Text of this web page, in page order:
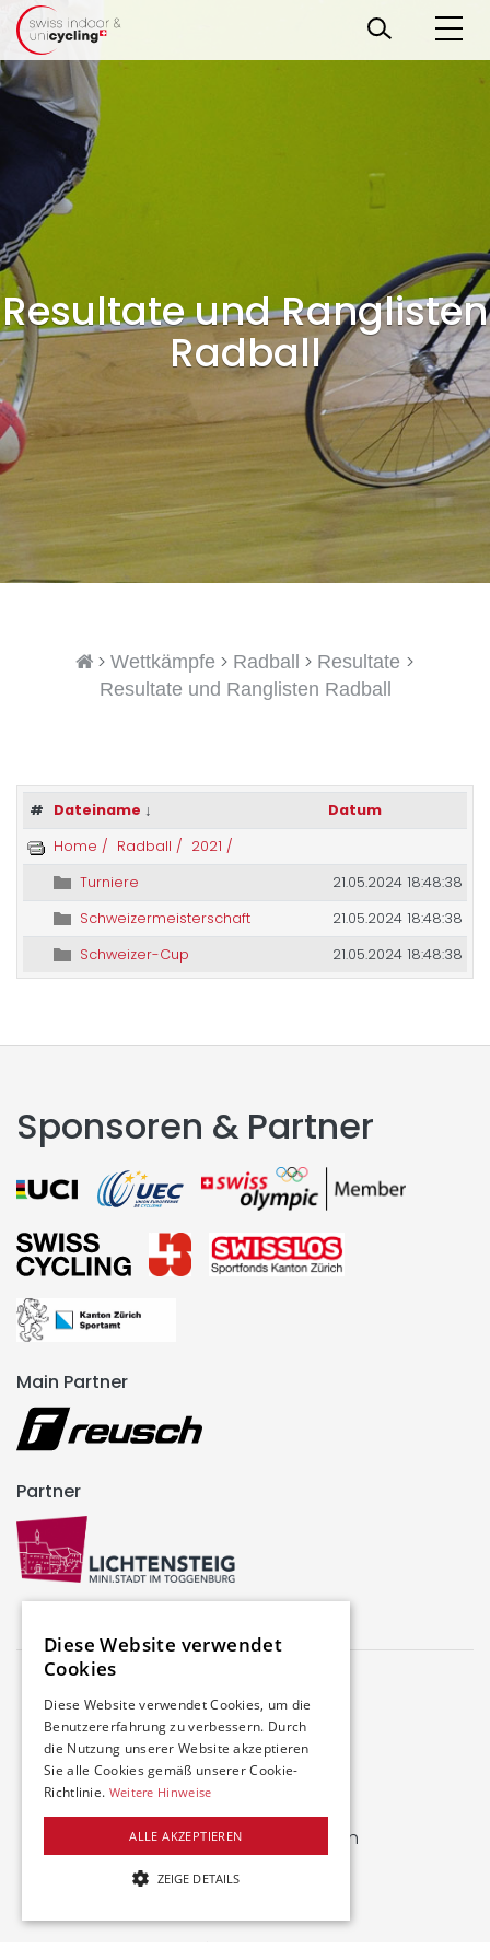
Resultate und Ranglisten
Radball
> Wettkämpfe > Radball > Resultate >
Resultate und Ranglisten Radball
# Dateiname ↓
Datum
Home / Radball / 2021 /
Turniere
21.05.2024 18:48:38
Schweizermeisterschaft
21.05.2024 18:48:38
Schweizer-Cup
21.05.2024 18:48:38
Sponsoren & Partner
Main Partner
Partner
Farbhofstrasse 21
8048 Zürich
welcome@swiss-iuc.ch
Diese Website verwendet
Cookies
Diese Website verwendet Cookies, um die
Benutzererfahrung zu verbessern. Durch
die Nutzung unserer Website akzeptieren
Sie alle Cookies gemäß unserer Cookie-
Richtlinie. Weitere Hinweise
ALLE AKZEPTIEREN
ZEIGE DETAILS
UNBEDINGT NOTWENDIGE